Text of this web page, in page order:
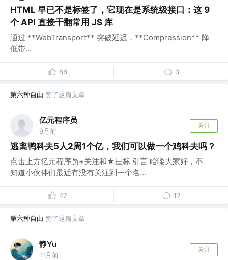
HTML 早已不是标签了，它现在是系统级接口：这 9
个 API 直接干翻常用 JS 库
通过 **WebTransport** 突破延迟，**Compression** 降
低带...
86 3
第六种自由 赞了这篇文章
亿元程序员
9月前
关注
逃离鸭科夫5人2周1个亿，我们可以做一个鸡科夫吗？
点击上方亿元程序员+关注和★星标 引言 哈喽大家好，不
知道小伙伴们最近有没有关注到一个名...
47 12
第六种自由 赞了这篇文章
静Yu
11月前
关注